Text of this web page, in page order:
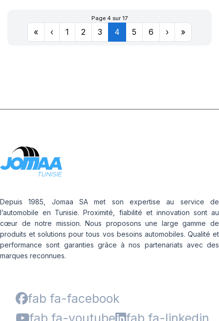
4X4 HPPage 4 sur 17
« ‹ 1 2 3 4 5 6 › »
Depuis 1985, Jomaa SA met son expertise au service de
l’automobile en Tunisie. Proximité, fiabilité et innovation sont au
cœur de notre mission. Nous proposons une large gamme de
produits et solutions pour tous vos besoins automobiles. Qualité et
performance sont garanties grâce à nos partenariats avec des
marques reconnues.
fab fa-facebook
fab fa-youtube
fab fa-linkedin